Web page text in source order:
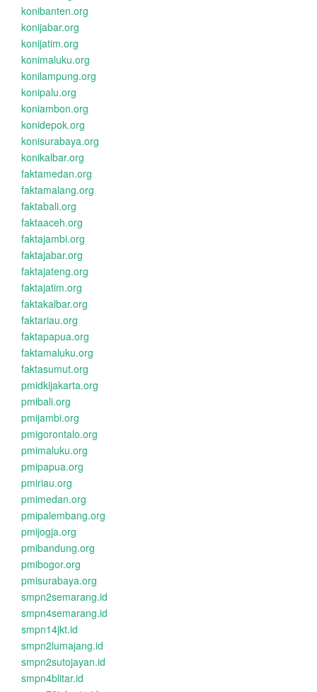
konibanten.org
konijabar.org
konijatim.org
konimaluku.org
konilampung.org
konipalu.org
koniambon.org
konidepok.org
konisurabaya.org
konikalbar.org
faktamedan.org
faktamalang.org
faktabali.org
faktaaceh.org
faktajambi.org
faktajabar.org
faktajateng.org
faktajatim.org
faktakalbar.org
faktariau.org
faktapapua.org
faktamaluku.org
faktasumut.org
pmidkijakarta.org
pmibali.org
pmijambi.org
pmigorontalo.org
pmimaluku.org
pmipapua.org
pmiriau.org
pmimedan.org
pmipalembang.org
pmijogja.org
pmibandung.org
pmibogor.org
pmisurabaya.org
smpn2semarang.id
smpn4semarang.id
smpn14jkt.id
smpn2lumajang.id
smpn2sutojayan.id
smpn4blitar.id